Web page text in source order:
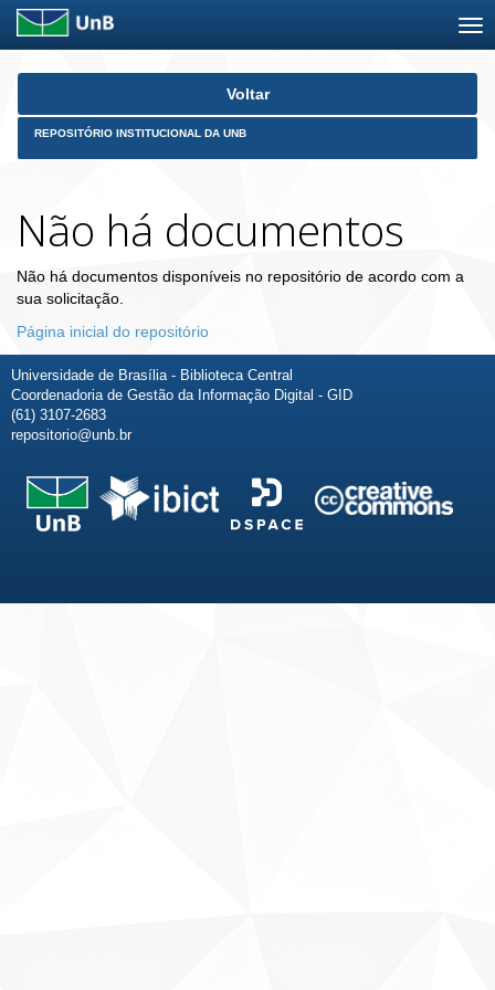
Skip
Voltar
REPOSITÓRIO INSTITUCIONAL DA UNB
Não há documentos
Não há documentos disponíveis no repositório de acordo com a
sua solicitação.
Página inicial do repositório
Universidade de Brasília - Biblioteca Central
Coordenadoria de Gestão da Informação Digital - GID
(61) 3107-2683
repositorio@unb.br